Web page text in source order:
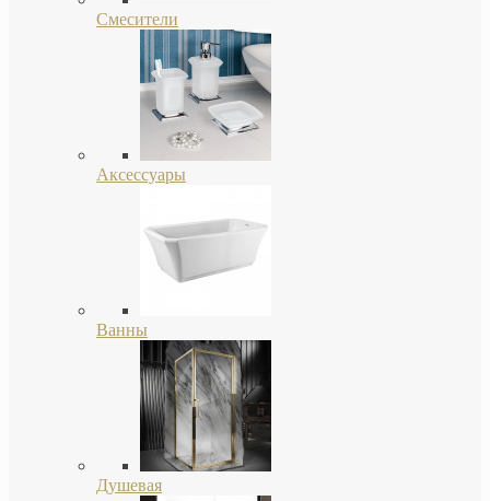
Смесители
Аксессуары
Ванны
Душевая